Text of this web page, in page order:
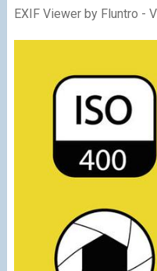
EXIF Viewer by Fluntro -